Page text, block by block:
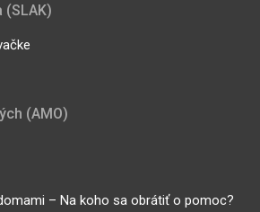
(SLAK)
(AMO)
– Na koho sa obrátiť o pomoc?